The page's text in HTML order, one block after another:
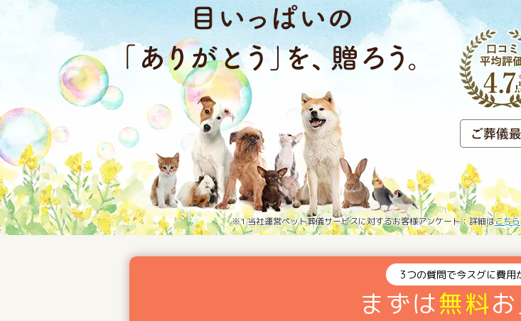
※1 当社運営ペット葬儀サービスに対するお客様アンケート：詳細はこちら
3つの質問で今スグに費用
まずは無料